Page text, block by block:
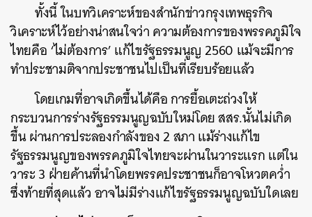
ทั้งนี้ ในบทวิเคราะห์ของสำนักข่าวกรุงเทพธุรกิจ
วิเคราะห์ไว้อย่างน่าสนใจว่า ความต้องการของพรรคภูมิใจ
ไทยคือ ‘ไม่ต้องการ’ แก้ไขรัฐธรรมนูญ 2560 แม้จะมีการ
ทำประชามติจากประชาชนไปเป็นที่เรียบร้อยแล้ว
โดยเกมที่อาจเกิดขึ้นได้คือ การยื้อเตะถ่วงให้
กระบวนการร่างรัฐธรรมนูญฉบับใหม่โดย สสร.นั้นไม่เกิด
ขึ้น ผ่านการประลองกำลังของ 2 สภา แม้ร่างแก้ไข
รัฐธรรมนูญของพรรคภูมิใจไทยจะผ่านในวาระแรก แต่ใน
วาระ 3 ฝ่ายค้านที่นำโดยพรรคประชาชนก็อาจโหวตคว่ำ
ซึ่งท้ายที่สุดแล้ว อาจไม่มีร่างแก้ไขรัฐธรรมนูญฉบับใดเลย